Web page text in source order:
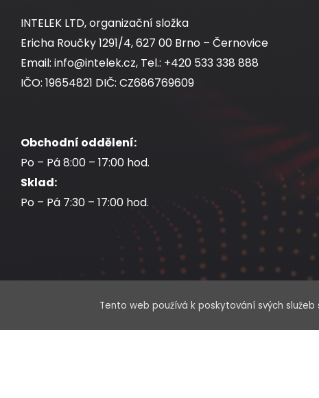
INTELEK LTD, organizační složka
Ericha Roučky 1291/4, 627 00 Brno – Černovice
Email: info@intelek.cz, Tel.: +420 533 338 888
IČO: 19654821 DIČ: CZ686769609
Obchodní oddělení:
Po – Pá 8:00 – 17:00 hod.
Sklad:
Po – Pá 7:30 – 17:00 hod.
Tento web používá k poskytování svých